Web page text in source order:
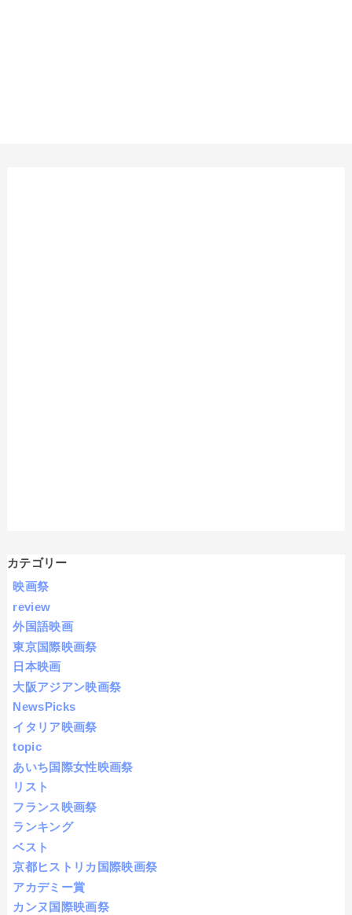
カテゴリー
映画祭
review
外国語映画
東京国際映画祭
日本映画
大阪アジアン映画祭
NewsPicks
イタリア映画祭
topic
あいち国際女性映画祭
リスト
フランス映画祭
ランキング
ベスト
京都ヒストリカ国際映画祭
アカデミー賞
カンヌ国際映画祭